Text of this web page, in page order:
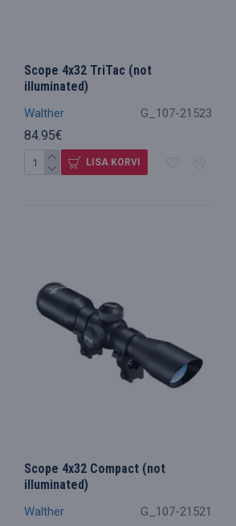
Walther G_107-21523
Scope 4x32 TriTac (not
illuminated)
84.95€
LISA KORVI
Walther G_107-21521
Scope 4x32 Compact (not
illuminated)